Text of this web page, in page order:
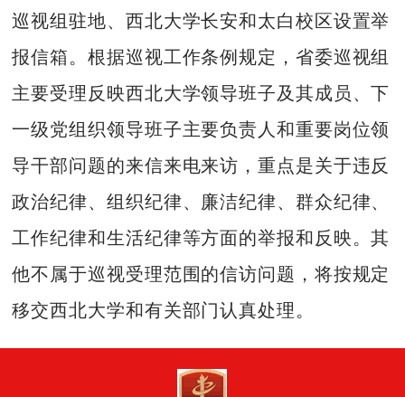
巡视组驻地、西北大学长安和太白校区设置举
报信箱。根据巡视工作条例规定，省委巡视组
主要受理反映西北大学领导班子及其成员、下
一级党组织领导班子主要负责人和重要岗位领
导干部问题的来信来电来访，重点是关于违反
政治纪律、组织纪律、廉洁纪律、群众纪律、
工作纪律和生活纪律等方面的举报和反映。其
他不属于巡视受理范围的信访问题，将按规定
移交西北大学和有关部门认真处理。